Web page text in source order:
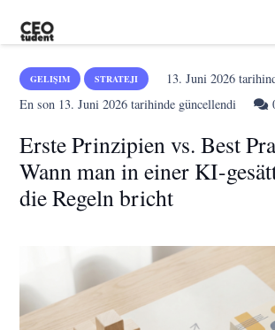
GELIŞIM STRATEJI 13. Juni 2026
En son 13. Juni 2026 tarihinde güncellendi
Erste Prinzipien vs. Best
Wann man in einer KI-
die Regeln bricht